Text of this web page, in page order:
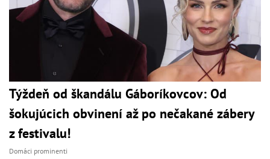
Týždeň od škandálu Gáboríkovcov: Od
šokujúcich obvinení až po nečakané zábery
z festivalu!
Domáci prominenti